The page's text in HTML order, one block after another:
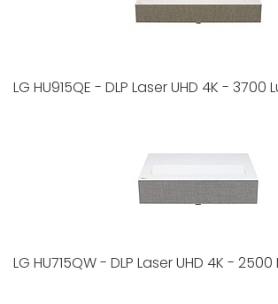
LG HU915QE - DLP Laser UHD 4K - 3700
LG HU715QW - DLP Laser UHD 4K -